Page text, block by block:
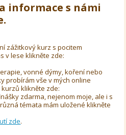
informace s námi
zážitkový kurz s pocitem
v lese klikněte zde:
vonné dýmy, koření nebo
probírám vše v mých online
klikněte zde:
zdarma, nejenom moje, ale i s
témata mám uložené klikněte
zde.